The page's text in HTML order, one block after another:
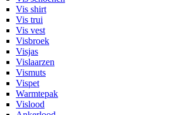
Vis shirt
Vis trui
Vis vest
Visbroek
Visjas
Vislaarzen
Vismuts
Vispet
Warmtepak
Vislood